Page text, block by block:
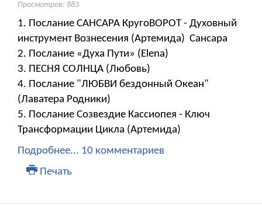
Просмотров: 883
1. Послание САНСАРА КругоВОРОТ - Духовный
инструмент Вознесения (Артемида) Сансара
2. Послание «Духа Пути» (Elena)
3. ПЕСНЯ СОЛНЦА (Любовь)
4. Послание "ЛЮБВИ бездонный Океан"
(Лаватера Родники)
5. Послание Созвездие Кассиопея - Ключ
Трансформации Цикла (Артемида)
Подробнее... 10 комментариев
Печать